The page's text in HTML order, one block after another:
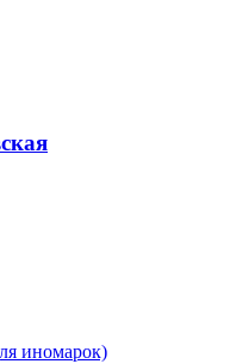
иномарок)